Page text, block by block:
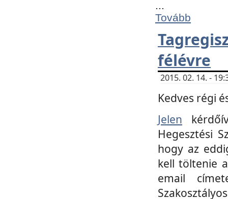
...
Tovább
félévre
2015. 02. 14. -
Kedves régi
Jelen
Hegesztési
hogy az
kell töltenie
email